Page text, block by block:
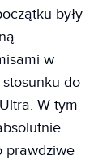
były
w
do
W tym
prawdziwe